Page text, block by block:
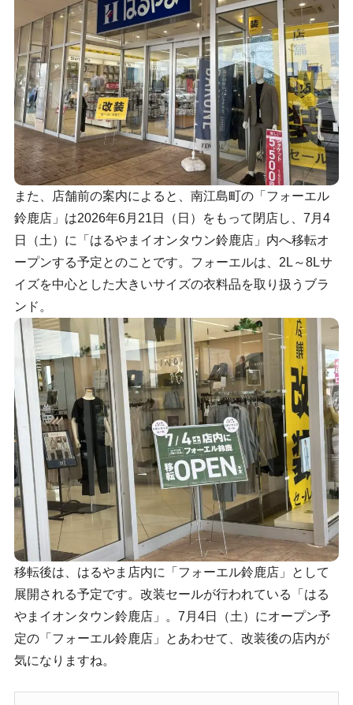
また、店舗前の案内によると、南江島町の「フォーエル
鈴鹿店」は2026年6月21日（日）をもって閉店し、7月4
日（土）に「はるやまイオンタウン鈴鹿店」内へ移転オ
ープンする予定とのことです。フォーエルは、2L～8Lサ
イズを中心とした大きいサイズの衣料品を取り扱うブラ
ンド。
移転後は、はるやま店内に「フォーエル鈴鹿店」として
展開される予定です。改装セールが行われている「はる
やまイオンタウン鈴鹿店」。7月4日（土）にオープン予
定の「フォーエル鈴鹿店」とあわせて、改装後の店内が
気になりますね。